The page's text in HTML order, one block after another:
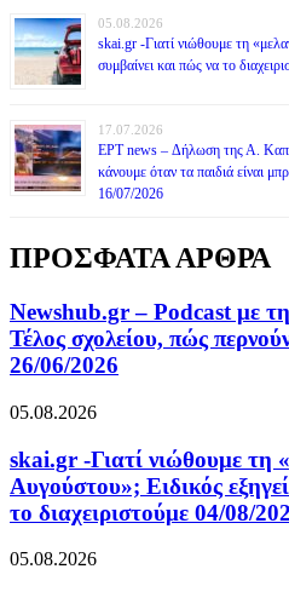
05.08.2026
skai.gr -Γιατί νιώθουμε τη
συμβαίνει και πώς να το
17.07.2026
ΕΡΤ news – Δήλωση της Α.
κάνουμε όταν τα παιδιά είναι
16/07/2026
ΠΡΟΣΦΑΤΑ ΑΡΘΡΑ
Newshub.gr – Podcast με
Τέλος σχολείου, πώς
26/06/2026
05.08.2026
skai.gr -Γιατί νιώθουμε τη
Αυγούστου»; Ειδικός
το διαχειριστούμε 04/08/
05.08.2026